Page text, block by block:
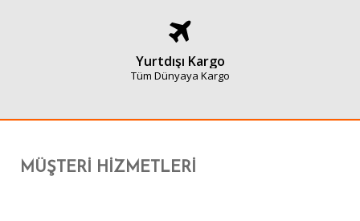
Yurtdışı Kargo
Tüm Dünyaya Kargo
MÜŞTERI HIZMETLERI